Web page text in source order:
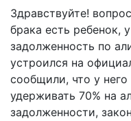
Здравствуйте!
брака есть ребенок,
задолженность по
устроился на
сообщили, что у него
удерживать 70% на
задолженности,